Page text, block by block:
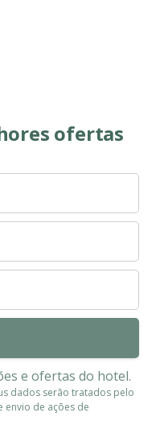
ofertas
e ofertas do hotel.
dados serão tratados pelo
envio de ações de